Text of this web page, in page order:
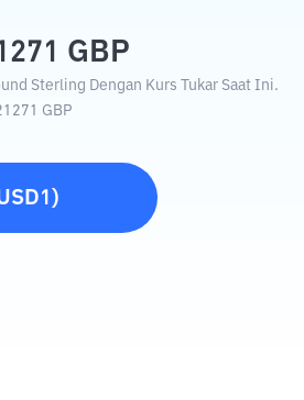
GBP
Sterling Dengan Kurs Tukar Saat Ini.
GBP
)